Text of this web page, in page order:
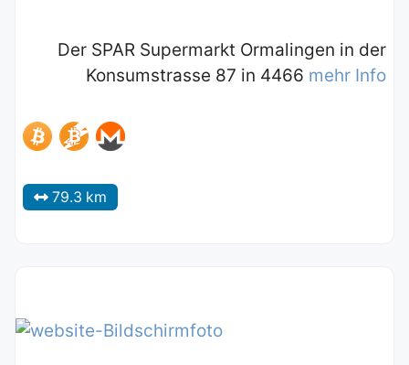
Der SPAR Supermarkt Ormalingen in der
Konsumstrasse 87 in 4466 mehr Info
79.3 km